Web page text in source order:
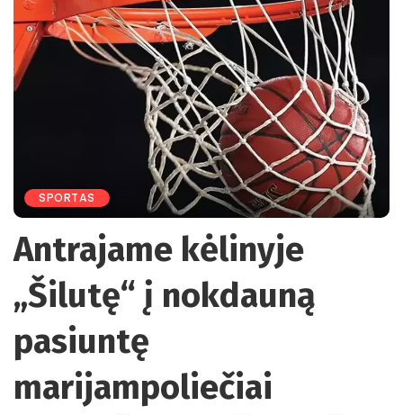
SPORTAS
Antrajame kėlinyje
„Šilutę“ į nokdauną
pasiuntę
marijampoliečiai